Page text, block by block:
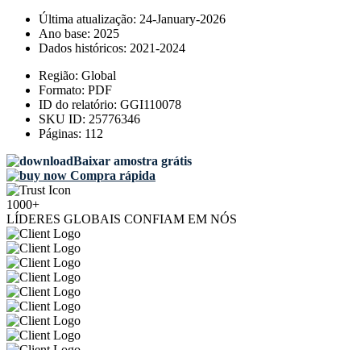
Última atualização: 24-January-2026
Ano base: 2025
Dados históricos: 2021-2024
Região: Global
Formato: PDF
ID do relatório: GGI110078
SKU ID: 25776346
Páginas: 112
Baixar amostra grátis
Compra rápida
1000+
LÍDERES GLOBAIS CONFIAM EM NÓS